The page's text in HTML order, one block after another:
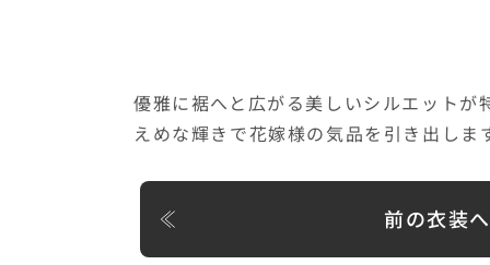
優雅に裾へと広がる美しいシルエット
えめな輝きで花嫁様の気品を引き出しま
前の衣装へ